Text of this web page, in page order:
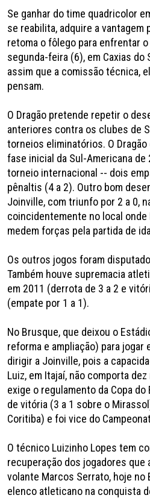
Se ganhar do time quadricolor
se reabilita, adquire a vantagem
retoma o fôlego para enfrentar
segunda-feira (6), em Caxias do
assim que a comissão técnica,
pensam.
O Dragão pretende repetir o
anteriores contra os clubes de
torneios eliminatórios. O
fase inicial da Sul-Americana de
torneio internacional -- dois
pênaltis (4 a 2). Outro bom
Joinville, com triunfo por 2 a 0,
coincidentemente no local
medem forças pela partida de
Os outros jogos foram
Também houve supremacia
em 2011 (derrota de 3 a 2 e
(empate por 1 a 1).
No Brusque, que deixou o
reforma e ampliação) para jogar
dirigir a Joinville, pois a
Luiz, em Itajaí, não comporta
exige o regulamento da Copa
de vitória (3 a 1 sobre o
Coritiba) e foi vice do
O técnico Luizinho Lopes tem
recuperação dos jogadores que
volante Marcos Serrato, hoje no
elenco atleticano na conquista